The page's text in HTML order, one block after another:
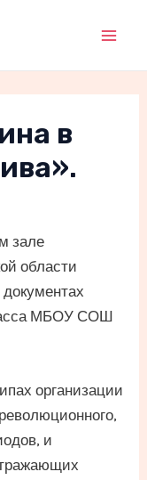
в
зале
области
МБОУ СОШ
организации
и